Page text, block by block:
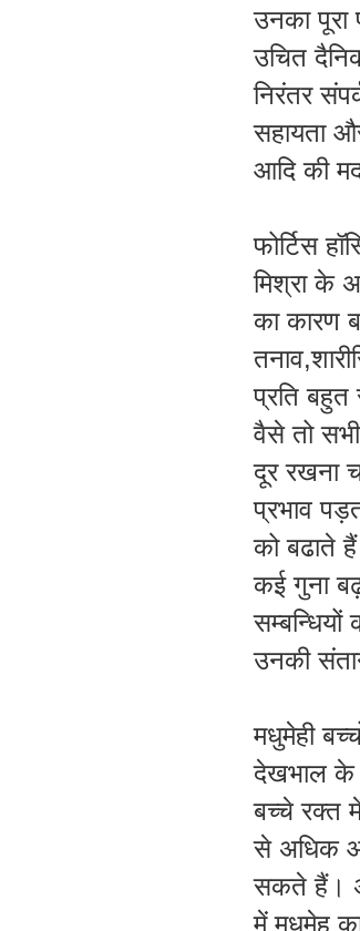
उनका पूरा
उचित
निरंतर
सहायता
आदि की
फोर्टिस
मिश्रा के
का कारण
तनाव,
प्रति बहुत
वैसे तो सभी
दूर रखना
प्रभाव
को बढाते हैं
कई गुना
सम्बन्धियों
उनकी
मधुमेही
देखभाल के
बच्चे रक्त
से अधिक
सकते हैं।
में मधुमेह